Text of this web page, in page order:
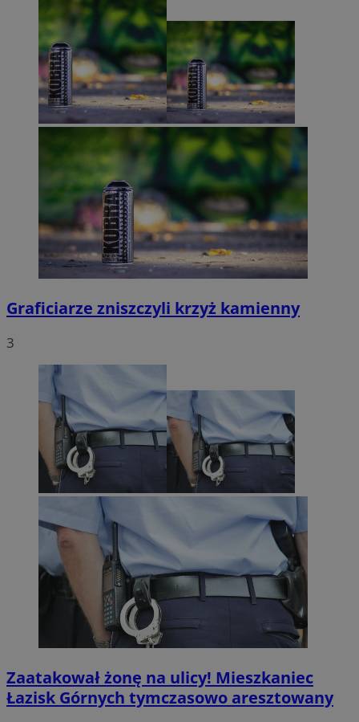
Graficiarze zniszczyli krzyż kamienny
3
Zaatakował żonę na ulicy! Mieszkaniec
Łazisk Górnych tymczasowo aresztowany